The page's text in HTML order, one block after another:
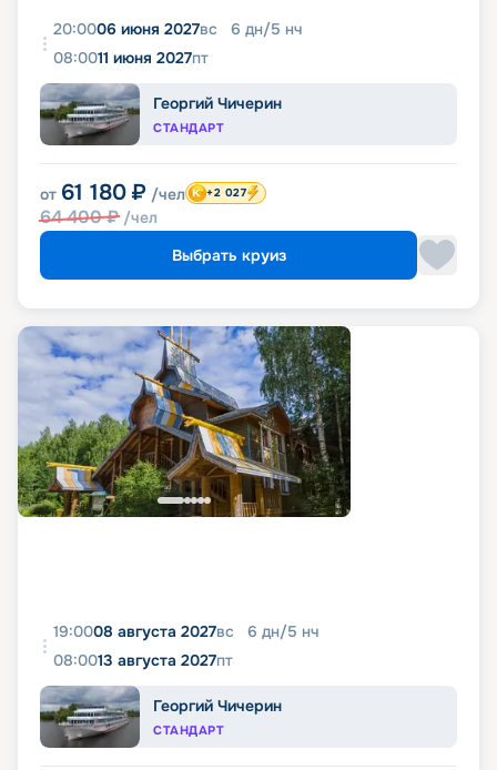
20:0006 июня 2027вс 6 дн/5 нч
08:0011 июня 2027пт
Георгий Чичерин
СТАНДАРТ
от 61 180 ₽ /чел
64 400₽ /чел
+2 027
Выбрать круиз
19:0008 августа 2027вс 6 дн/5 нч
08:0013 августа 2027пт
Георгий Чичерин
СТАНДАРТ